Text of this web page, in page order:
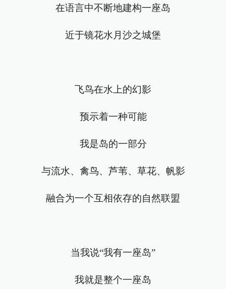
在语言中不断地建构一座岛
近于镜花水月沙之城堡
飞鸟在水上的幻影
预示着一种可能
我是岛的一部分
与流水、禽鸟、芦苇、草花、帆影
融合为一个互相依存的自然联盟
当我说“我有一座岛”
我就是整个一座岛